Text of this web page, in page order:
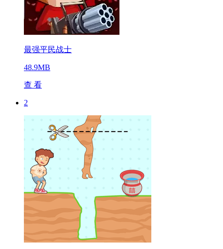
最强平民战士
48.9MB
查 看
2